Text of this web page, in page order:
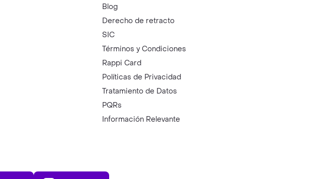
Blog
Derecho de retracto
SIC
Términos y Condiciones
Rappi Card
Políticas de Privacidad
Tratamiento de Datos
PQRs
Información Relevante
Play Store AppGallery